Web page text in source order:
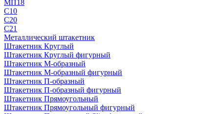
МП18
С10
С20
С21
Металлический штакетник
Штакетник Круглый
Штакетник Круглый фигурный
Штакетник М-образный
Штакетник М-образный фигурный
Штакетник П-образный
Штакетник П-образный фигурный
Штакетник Прямоугольный
Штакетник Прямоугольный фигурный